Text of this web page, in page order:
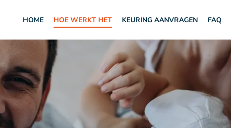
HOME HOE WERKT HET KEURING AANVRAGEN FAQ